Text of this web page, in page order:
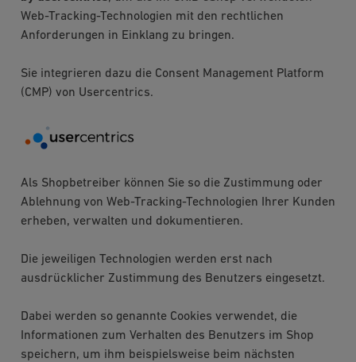
Web-Tracking-Technologien mit den rechtlichen
Anforderungen in Einklang zu bringen.
Sie integrieren dazu die Consent Management Platform
(CMP) von Usercentrics.
Als Shopbetreiber können Sie so die Zustimmung oder
Ablehnung von Web-Tracking-Technologien Ihrer Kunden
erheben, verwalten und dokumentieren.
Die jeweiligen Technologien werden erst nach
ausdrücklicher Zustimmung des Benutzers eingesetzt.
Dabei werden so genannte Cookies verwendet, die
Informationen zum Verhalten des Benutzers im Shop
speichern, um ihm beispielsweise beim nächsten